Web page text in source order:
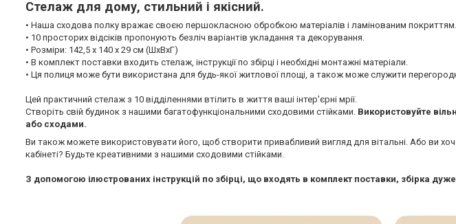
Стелаж для дому, стильний і якісний.
• Наша сходова полку вражає своєю першокласною обробкою матеріалів і ламінованим
• 10 просторих відсіків пропонують безліч варіантів укладання та декорування.
• Розміри: 142,5 x 140 x 29 см (ШхВхГ)
• В комплект поставки входить стелаж, інструкції по збірці і необхідні монтажні матеріали.
• Ця полиця може бути використана для будь-якої житлової площі, а також може служити
Цей практичний стелаж з 10 відділеннями втілить в життя ваші інтер'єрні мрії.
Створіть свій будинок з нашими багатофункціональними сходовими стійками. Використовуйте
або сходами.
Ви також можете використовувати його, щоб створити привабливий вигляд для вітальні. Або ви
кабінеті? Будьте креативними з нашими сходовими стійками.
З допомогою ілюстрованих інструкцій по збірці, що входять в комплект поставки, збірка